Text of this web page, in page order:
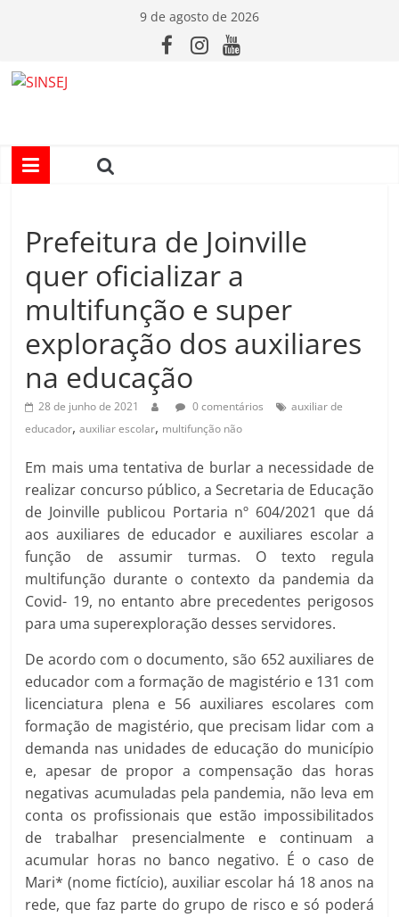
conteúdo
9 de agosto de 2026
I
S
E
Prefeitura de Joinville
quer oficializar a
multifunção e super
exploração dos auxiliares
na educação
28 de junho de 2021 0 comentários
auxiliar de
educador,auxiliar escolar, multifunção não
Em mais uma tentativa de burlar a necessidade de
realizar concurso público, a Secretaria de Educação
de Joinville publicou Portaria nº 604/2021 que dá
aos auxiliares de educador e auxiliares escolar a
função de assumir turmas. O texto regula
multifunção durante o contexto da pandemia da
Covid- 19, no entanto abre precedentes perigosos
para uma superexploração desses servidores.
De acordo com o documento, são 652 auxiliares de
educador com a formação de magistério e 131 com
licenciatura plena e 56 auxiliares escolares com
formação de magistério, que precisam lidar com a
demanda nas unidades de educação do município
e, apesar de propor a compensação das horas
negativas acumuladas pela pandemia, não leva em
conta os profissionais que estão impossibilitados
de trabalhar presencialmente e continuam a
acumular horas no banco negativo. É o caso de
Mari* (nome fictício), auxiliar escolar há 18 anos na
rede, que faz parte do grupo de risco e só poderá